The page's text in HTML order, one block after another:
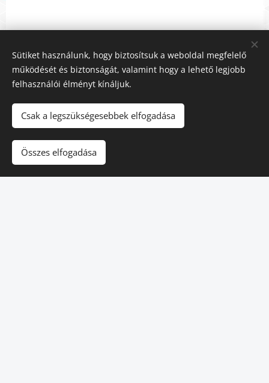
Sütiket használunk, hogy biztosítsuk a weboldal megfelelő
működését és biztonságát, valamint hogy a lehető legjobb
felhasználói élményt kínáljuk.
Csak a legszükségesebbek elfogadása
Összes elfogadása